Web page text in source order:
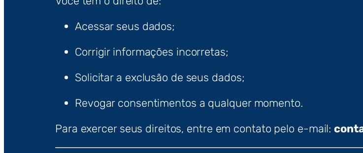
Acessar seus dados;
Corrigir informações incorretas;
Solicitar a exclusão de seus dados;
Revogar consentimentos a qualquer momento.
Para exercer seus direitos, entre em contato pelo e-mail: